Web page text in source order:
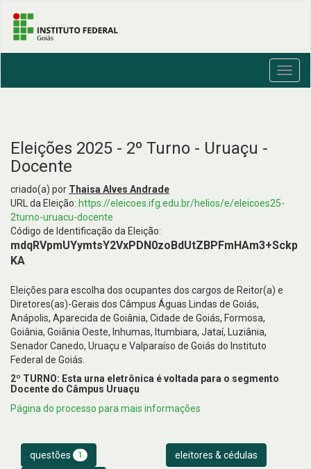
Eleições 2025 - 2º Turno - Uruaçu -
Docente
criado(a) por Thaisa Alves Andrade
URL da Eleição: https://eleicoes.ifg.edu.br/helios/e/eleicoes25-
2turno-uruacu-docente
Código de Identificação da Eleição:
mdqRVpmUYymtsY2VxPDN0zoBdUtZBPFmHAm3+Sckp
KA
Eleições para escolha dos ocupantes dos cargos de Reitor(a) e
Diretores(as)-Gerais dos Câmpus Águas Lindas de Goiás,
Anápolis, Aparecida de Goiânia, Cidade de Goiás, Formosa,
Goiânia, Goiânia Oeste, Inhumas, Itumbiara, Jataí, Luziânia,
Senador Canedo, Uruaçu e Valparaíso de Goiás do Instituto
Federal de Goiás.
2º TURNO: Esta urna eletrônica é voltada para o segmento
Docente do Câmpus Uruaçu
Página do processo para mais informações
questões 1 eleitores & cédulas